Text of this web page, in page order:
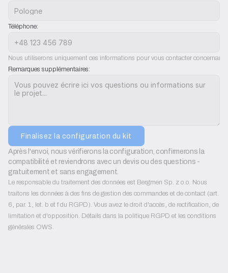
Téléphone:
Nous utiliserons uniquement ces informations pour vous contacter
Remarques supplémentaires:
Finalisez la configuration du kit
Après l'envoi, nous vérifierons la configuration, confirmerons la
compatibilité et reviendrons avec un devis ou des questions -
gratuitement et sans engagement.
Le responsable du traitement des données est Bergmen Sp. z o.o. Nous
traitons les données à des fins de gestion des commandes et de contact (art.
6, par. 1, let. b et f du RGPD). Vous avez le droit d'accès, de rectification, de
limitation et d'opposition. Détails dans la politique RGPD et les conditions
générales OWS.